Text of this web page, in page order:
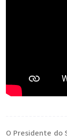
O Presidente do